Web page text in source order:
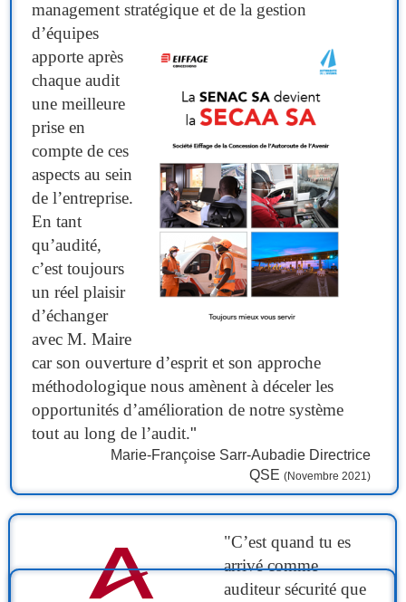
management stratégique et de la gestion
d’équipes
apporte après
chaque audit
une meilleure
prise en
compte de ces
aspects au sein
de l’entreprise.
En tant
qu’audité,
c’est toujours
un réel plaisir
d’échanger
avec M. Maire
car son ouverture d’esprit et son approche
méthodologique nous amènent à déceler les
opportunités d’amélioration de notre système
tout au long de l’audit."
Marie-Françoise Sarr-Aubadie Directrice
QSE (Novembre 2021)
"C’est quand tu es
arrivé comme
auditeur sécurité que